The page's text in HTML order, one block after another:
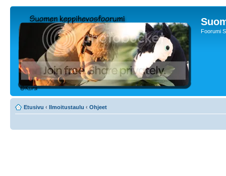
Foorumi
Etusivu ‹ Ilmoitustaulu ‹ Ohjeet